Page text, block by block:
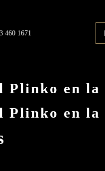
460 1671
Plinko en la
Plinko en la